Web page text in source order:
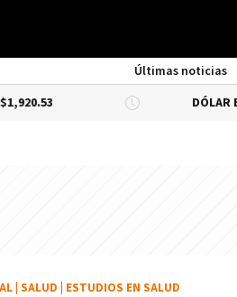
Últimas noticias
DÓLAR BNA
SALUD ESTUDIOS EN SALUD